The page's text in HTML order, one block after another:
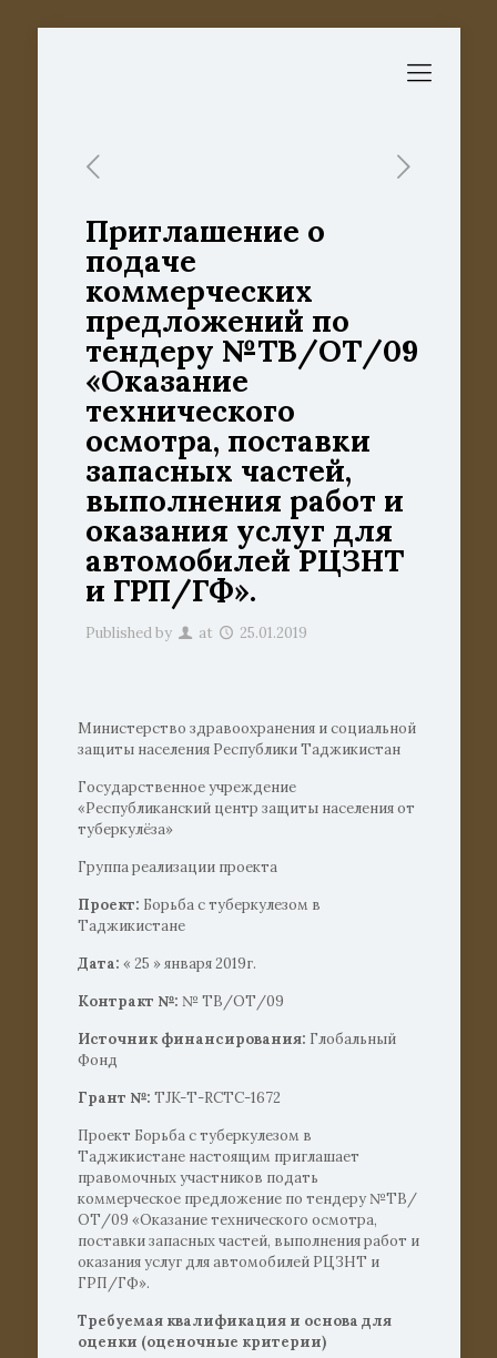
Приглашение о
подаче
коммерческих
предложений по
тендеру №ТВ/ОТ/09
«Оказание
технического
осмотра, поставки
запасных частей,
выполнения работ и
оказания услуг для
автомобилей РЦЗНТ
и ГРП/ГФ».
Published by at 25.01.2019
Министерство здравоохранения и социальной
защиты населения Республики Таджикистан
Государственное учреждение
«Республиканский центр защиты населения от
туберкулёза»
Группа реализации проекта
Проект: Борьба с туберкулезом в
Таджикистане
Дата: « 25 » января 2019г.
Контракт №: № ТВ/ОТ/09
Источник финансирования: Глобальный
Фонд
Грант №: TJK-Т-RCTC-1672
Проект Борьба с туберкулезом в
Таджикистане настоящим приглашает
правомочных участников подать
коммерческое предложение по тендеру №ТВ/
ОТ/09 «Оказание технического осмотра,
поставки запасных частей, выполнения работ и
оказания услуг для автомобилей РЦЗНТ и
ГРП/ГФ».
Требуемая квалификация и основа для
оценки (оценочные критерии)